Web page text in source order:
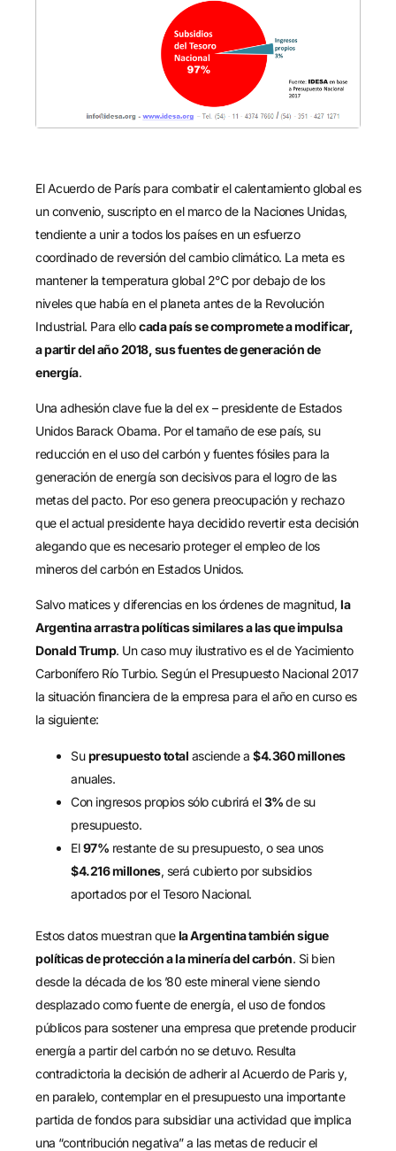
El Acuerdo de París para combatir el calentamiento global es
un convenio, suscripto en el marco de la Naciones Unidas,
tendiente a unir a todos los países en un esfuerzo
coordinado de reversión del cambio climático. La meta es
mantener la temperatura global 2°C por debajo de los
niveles que había en el planeta antes de la Revolución
Industrial. Para ellocada país se compromete a modificar,
a partir del año 2018, sus fuentes de generación de
energía.
Una adhesión clave fue la del ex – presidente de Estados
Unidos Barack Obama. Por el tamaño de ese país, su
reducción en el uso del carbón y fuentes fósiles para la
generación de energía son decisivos para el logro de las
metas del pacto. Por eso genera preocupación y rechazo
que el actual presidente haya decidido revertir esta decisión
alegando que es necesario proteger el empleo de los
mineros del carbón en Estados Unidos.
Salvo matices y diferencias en los órdenes de magnitud, la
Argentina arrastra políticas similares a las que impulsa
Donald Trump. Un caso muy ilustrativo es el de Yacimiento
Carbonífero Río Turbio. Según el Presupuesto Nacional 2017
la situación financiera de la empresa para el año en curso es
la siguiente:
Supresupuesto total asciende a $4.360 millones
anuales.
Con ingresos propios sólo cubrirá el3%de su
presupuesto.
El97% restante de su presupuesto, o sea unos
$4.216 millones, será cubierto por subsidios
aportados por el Tesoro Nacional.
Estos datos muestran quela Argentina también sigue
políticas de protección a la minería del carbón. Si bien
desde la década de los ’80 este mineral viene siendo
desplazado como fuente de energía, el uso de fondos
públicos para sostener una empresa que pretende producir
energía a partir del carbón no se detuvo. Resulta
contradictoria la decisión de adherir al Acuerdo de Paris y,
en paralelo, contemplar en el presupuesto una importante
partida de fondos para subsidiar una actividad que implica
una “contribución negativa” a las metas de reducir el